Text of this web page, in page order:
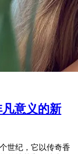
意义的新
世纪，它以传奇香